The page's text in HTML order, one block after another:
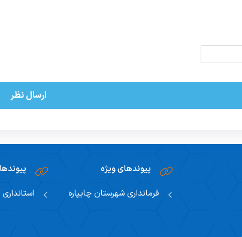
ارسال نظر
پیوندهای ویژه
فرمانداری شهرستان چایپاره